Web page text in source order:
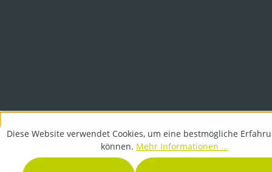
Diese Website verwendet Cookies, um eine bestmögliche
können. Mehr Informationen ...